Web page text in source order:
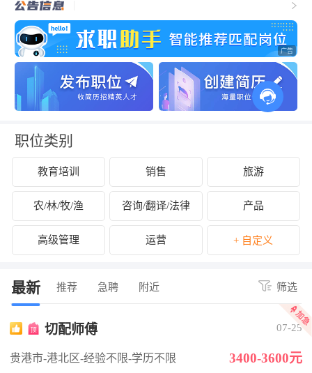
职位类别
教育培训 销售 旅游
农/林/牧/渔 咨询/翻译/法律 产品
高级管理 运营 + 自定义
最新 推荐 急聘 附近 筛选
切配师傅 07-25
贵港市-港北区-经验不限-学历不限 3400-3600元